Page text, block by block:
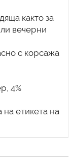
както за
вечерни
с корсажа
4%
етикета на